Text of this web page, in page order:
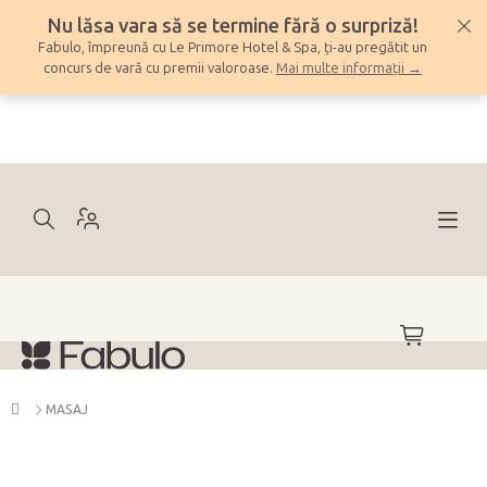
conținut
Nu lăsa vara să se termine fără o surpriză!
Fabulo, împreună cu Le Primore Hotel & Spa, ți-au pregătit un
concurs de vară cu premii valoroase. Mai multe informații →
COŞ
DE
Acasă
MASAJ